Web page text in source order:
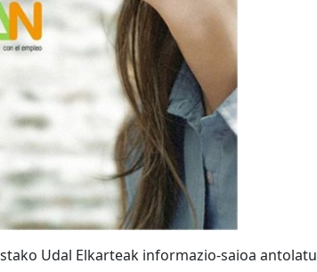
Udal Elkarteak informazio-saioa antolatu